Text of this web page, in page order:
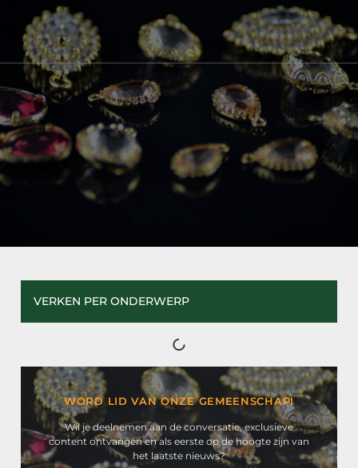
VERKEN PER ONDERWERP
WORD LID VAN ONZE GEMEENSCHAP!
Wil je deelnemen aan de conversatie, exclusieve
content ontvangen en als eerste op de hoogte zijn van
het laatste nieuws?